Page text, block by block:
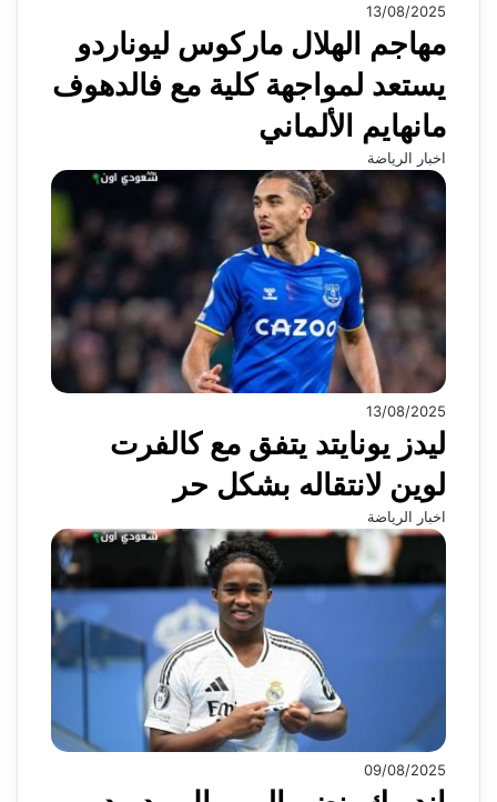
13/08/2025
مهاجم الهلال ماركوس ليوناردو
يستعد لمواجهة كلية مع فالدهوف
مانهايم الألماني
اخبار الرياضة
13/08/2025
ليدز يونايتد يتفق مع كالفرت
لوين لانتقاله بشكل حر
اخبار الرياضة
09/08/2025